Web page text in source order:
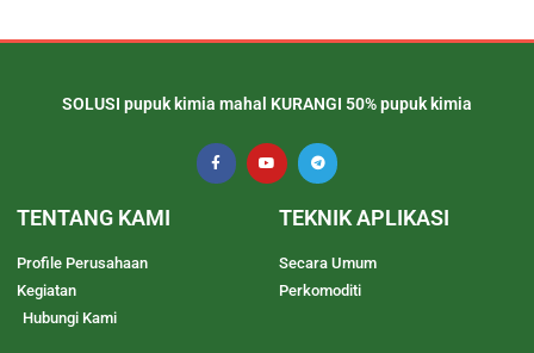
SOLUSI pupuk kimia mahal KURANGI 50% pupuk kimia
TENTANG KAMI
Profile Perusahaan
Kegiatan
Hubungi Kami
TEKNIK APLIKASI
Secara Umum
Perkomoditi